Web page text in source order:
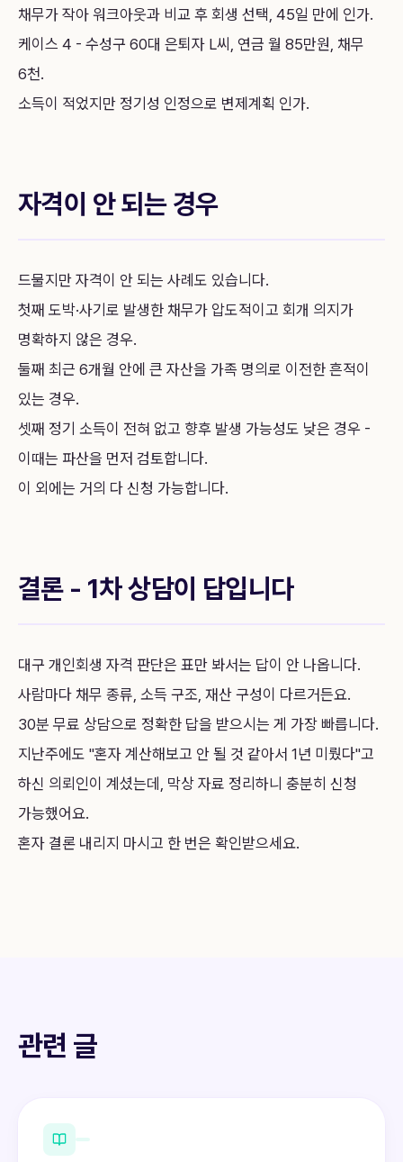
채무가 작아 워크아웃과 비교 후 회생 선택, 45일 만에 인가.
케이스 4 - 수성구 60대 은퇴자 L씨, 연금 월 85만원, 채무
6천.
소득이 적었지만 정기성 인정으로 변제계획 인가.
자격이 안 되는 경우
드물지만 자격이 안 되는 사례도 있습니다.
첫째 도박·사기로 발생한 채무가 압도적이고 회개 의지가
명확하지 않은 경우.
둘째 최근 6개월 안에 큰 자산을 가족 명의로 이전한 흔적이
있는 경우.
셋째 정기 소득이 전혀 없고 향후 발생 가능성도 낮은 경우 -
이때는 파산을 먼저 검토합니다.
이 외에는 거의 다 신청 가능합니다.
결론 - 1차 상담이 답입니다
대구 개인회생 자격 판단은 표만 봐서는 답이 안 나옵니다.
사람마다 채무 종류, 소득 구조, 재산 구성이 다르거든요.
30분 무료 상담으로 정확한 답을 받으시는 게 가장 빠릅니다.
지난주에도 "혼자 계산해보고 안 될 것 같아서 1년 미뤘다"고
하신 의뢰인이 계셨는데, 막상 자료 정리하니 충분히 신청
가능했어요.
혼자 결론 내리지 마시고 한 번은 확인받으세요.
관련 글